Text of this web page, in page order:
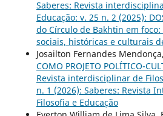
Saberes: Revista
Educação: v. 25 n. 2 (2025):
do Círculo de Bakhtin em
sociais, históricas e culturais
Josailton Fernandes Mendonça,
COMO PROJETO POLÍTICO-
Revista interdisciplinar de
n. 1 (2026): Saberes: Revista
Filosofia e Educação